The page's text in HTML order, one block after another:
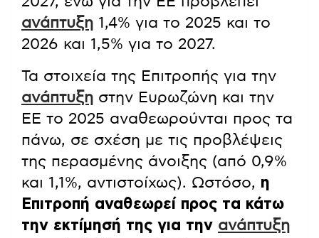
ανάπτυξη 1,4% για το 2025 και το
2026 και 1,5% για το 2027.
Τα στοιχεία της Επιτροπής για την
ανάπτυξη στην Ευρωζώνη και την
ΕΕ το 2025 αναθεωρούνται προς τα
πάνω, σε σχέση με τις προβλέψεις
της περασμένης άνοιξης (από 0,9%
και 1,1%, αντιστοίχως). Ωστόσο, η
Επιτροπή αναθεωρεί προς τα κάτω
την εκτίμησή της για την ανάπτυξη